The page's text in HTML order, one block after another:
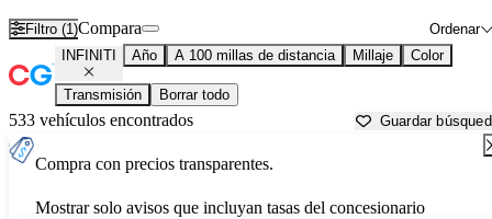
Filtro (1) Ordenar
Compara
INFINITI Año A 100 millas de distancia Millaje Color
Transmisión Borrar todo
533 vehículos encontrados Guardar
Compra con precios transparentes.
Mostrar solo avisos que incluyan tasas del concesionario